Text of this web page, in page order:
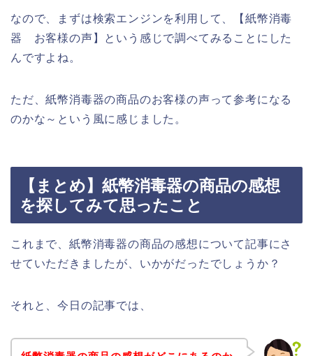
なので、まずは検索エンジンを利用して、【紙幣消毒
器 お客様の声】という感じで調べてみることにした
んですよね。
ただ、紙幣消毒器の商品のお客様の声って参考になる
のかな～という風に感じました。
【まとめ】紙幣消毒器の商品の感想
を探してみて思ったこと
これまで、紙幣消毒器の商品の感想について記事にさ
せていただきましたが、いかがだったでしょうか？
それと、今日の記事では、